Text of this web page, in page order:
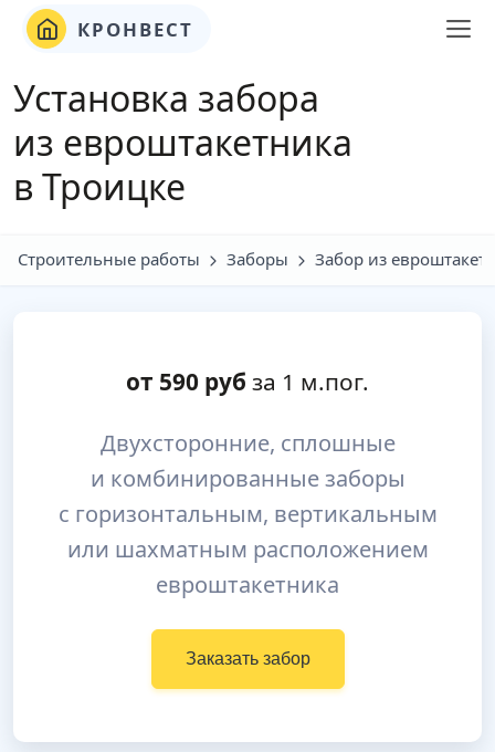
КРОНВЕСТ
Установка забора
из евроштакетника
в Троицке
Строительные работы Заборы Забор из
от 590 руб за 1 м.пог.
Двухсторонние, сплошные
и комбинированные заборы
с горизонтальным, вертикальным
или шахматным расположением
евроштакетника
Заказать забор